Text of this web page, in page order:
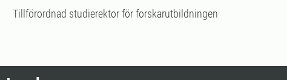
Tillförordnad studierektor för forskarutbildningen